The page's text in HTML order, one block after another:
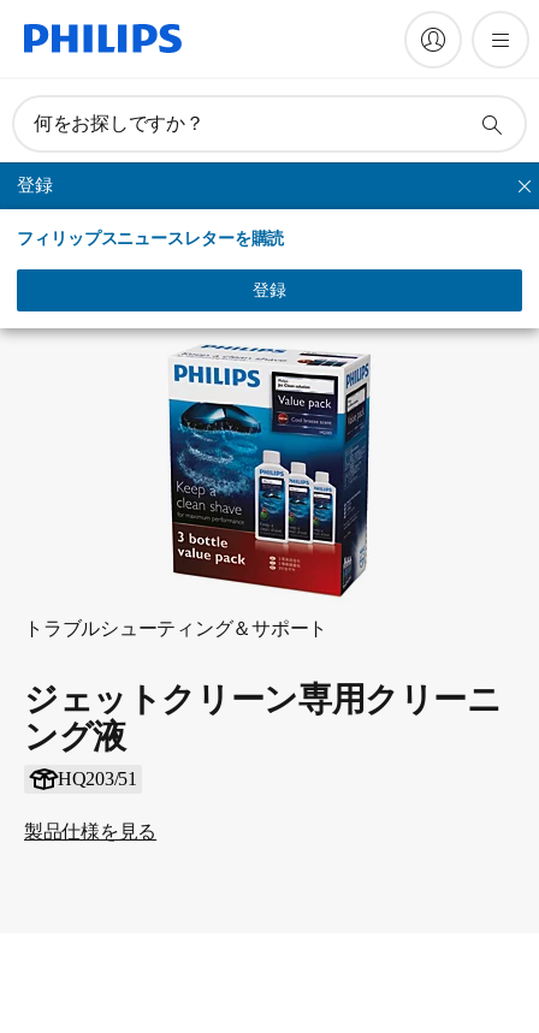
何をお探しですか？
登録
フィリップスニュースレターを購読
登録
クリーニング
トラブルシューティング＆サポート
ジェットクリーン専用クリーニ
ング液
HQ203/51
製品仕様を見る
マニュアルとドキュメント